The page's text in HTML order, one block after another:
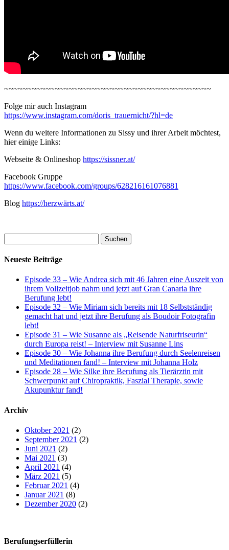
~~~~~~~~~~~~~~~~~~~~~~~~~~~~~~~~~~~~~~~~~~~~~
Folge mir auch Instagram
https://www.instagram.com/doris_trauernicht/?hl=de
Wenn du weitere Informationen zu Sissy und ihrer Arbeit möchtest,
hier einige Links:
Webseite & Onlineshop https://sissner.at/
Facebook Gruppe
https://www.facebook.com/groups/628216161076881
Blog https://herzwärts.at/
nach:
Neueste Beiträge
Episode 33 – Wie Andrea sich mit 46 Jahren eine Auszeit von
ihrem Vollzeitjob nahm und jetzt auf Gran Canaria ihre
Berufung lebt!
Episode 32 – Wie Miriam sich bereits mit 18 Selbstständig
gemacht hat und jetzt ihre Berufung als Boudoir Fotografin
lebt!
Episode 31 – Wie Susanne als „Reisende Naturfriseurin“
durch Europa reist! – Interview mit Susanne Lins
Episode 30 – Wie Johanna ihre Berufung durch Seelenreisen
und Meditationen fand! – Interview mit Johanna Holz
Episode 28 – Wie Silke ihre Berufung als Tierärztin mit
Schwerpunkt auf Chiropraktik, Faszial Therapie, sowie
Akupunktur fand!
Archiv
Oktober 2021 (2)
September 2021 (2)
Juni 2021 (2)
Mai 2021 (3)
April 2021 (4)
März 2021 (5)
Februar 2021 (4)
Januar 2021 (8)
Dezember 2020 (2)
Berufungserfüllerin